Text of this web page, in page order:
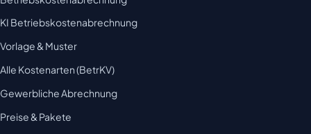
KI Betriebskostenabrechnung
Vorlage & Muster
Alle Kostenarten (BetrKV)
Gewerbliche Abrechnung
Preise & Pakete